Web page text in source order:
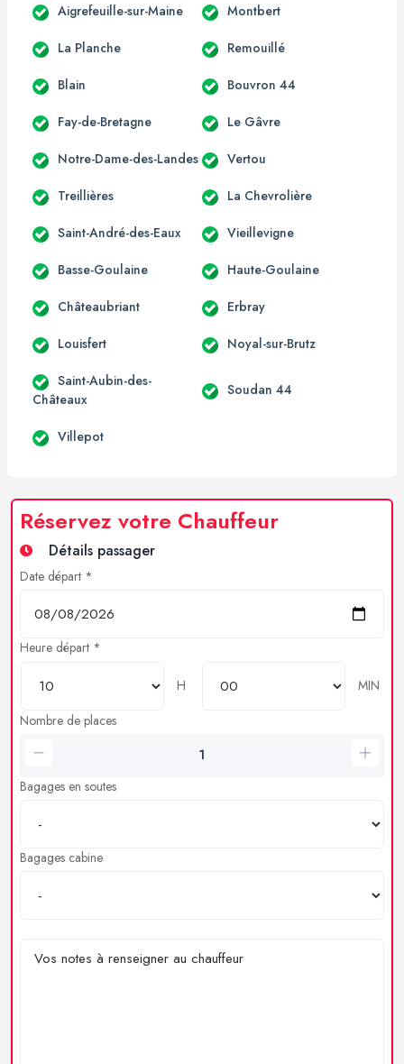
Aigrefeuille-sur-Maine Montbert
La Planche Remouillé
Blain Bouvron 44
Fay-de-Bretagne Le Gâvre
Notre-Dame-des-Landes Vertou
Treillières La Chevrolière
Saint-André-des-Eaux Vieillevigne
Basse-Goulaine Haute-Goulaine
Châteaubriant Erbray
Louisfert Noyal-sur-Brutz
Saint-Aubin-des-
Châteaux
Soudan 44
Villepot
Réservez votre Chauffeur
Détails passager
Date départ *
Heure départ *
H
MIN
Nombre de places
Bagages en soutes
Bagages cabine